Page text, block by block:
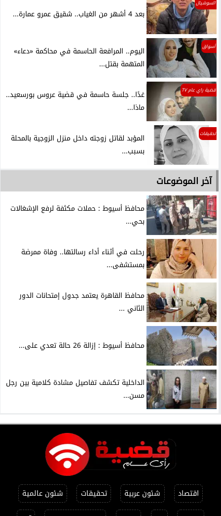
السوشيال
بعد 4 أشهر من الغياب.. شقيق عمرو عمارة...
أسواق
اليوم.. المرافعة الحاسمة في محاكمة «دعاء»
المتهمة بقتل...
قضية راي عام TV
غدًا.. جلسة حاسمة في قضية عروس بورسعيد..
ماذا...
تحقيقات
المؤبد لقاتل زوجته داخل منزل الزوجية بالمحلة
بسبب...
آخر الموضوعات
محافظ أسيوط : حملات مكثفة لرفع الإشغالات
بحي...
رحلت في أثناء أداء رسالتها.. وفاة ممرضة
بمستشفى...
محافظ القاهرة يعتمد جدول إمتحانات الدور
الثاني ...
محافظ أسيوط : إزالة 26 حالة تعدي على...
الداخلية تكشف تفاصيل مشادة كلامية بين رجل
مسن...
اقتصاد شئون عربية تحقيقات
شئون عالمية